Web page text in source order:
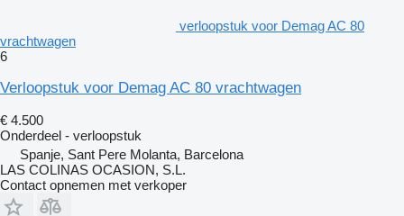
verloopstuk voor Demag AC 80
vrachtwagen
6
Verloopstuk voor Demag AC 80 vrachtwagen
€ 4.500
Onderdeel - verloopstuk
Spanje, Sant Pere Molanta, Barcelona
LAS COLINAS OCASION, S.L.
Contact opnemen met verkoper